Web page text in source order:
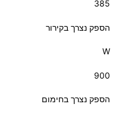
385
הספק נצרך בקירור
W
900
הספק נצרך בחימום